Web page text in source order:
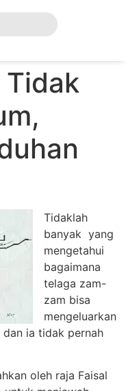
Tidak
Tidaklah
banyak yang
mengetahui
bagaimana
telaga zam-
zam bisa
mengeluarkan
ia tidak pernah
oleh raja Faisal